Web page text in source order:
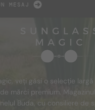
MESAJ
veți găsi o selecție largă
mărci premium.
Buda, cu consiliere de